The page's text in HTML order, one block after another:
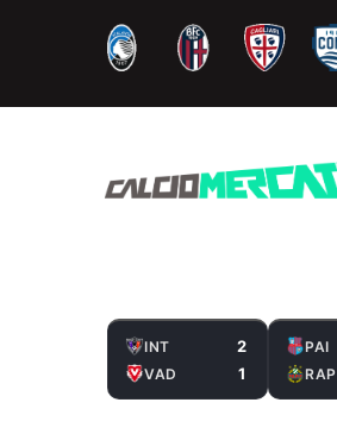
contenuto
INT 2
VAD 1
PAI
RAP